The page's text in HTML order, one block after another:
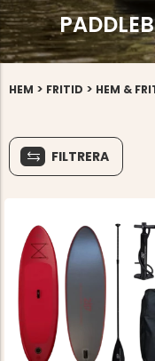
HEM > FRITID > HEM &
FILTRERA